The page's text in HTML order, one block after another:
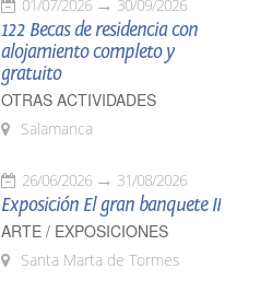
01/07/2026 30/09/2026
122 Becas de residencia con
alojamiento completo y
gratuito
OTRAS ACTIVIDADES
Salamanca
26/06/2026 31/08/2026
Exposición El gran banquete II
ARTE / EXPOSICIONES
Santa Marta de Tormes